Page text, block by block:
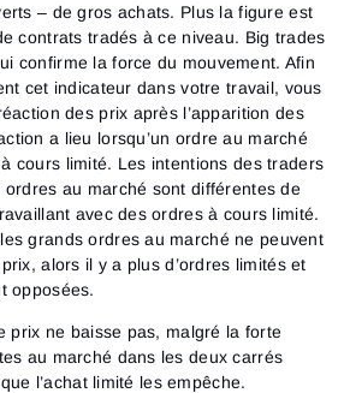
– de gros achats. Plus la figure est
contrats tradés à ce niveau. Big trades
confirme la force du mouvement. Afin
cet indicateur dans votre travail, vous
des prix après l’apparition des
a lieu lorsqu’un ordre au marché
cours limité. Les intentions des traders
au marché sont différentes de
avec des ordres à cours limité.
grands ordres au marché ne peuvent
alors il y a plus d’ordres limités et
opposées.
prix ne baisse pas, malgré la forte
au marché dans les deux carrés
l’achat limité les empêche.